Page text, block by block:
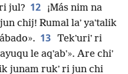
jul? 12
¡Más nim na
chij! Rumal laʼ yaʼtalik
13 Tekʼuriʼ ri
le aqʼabʼ». Are chiʼ
junam rukʼ ri jun chi